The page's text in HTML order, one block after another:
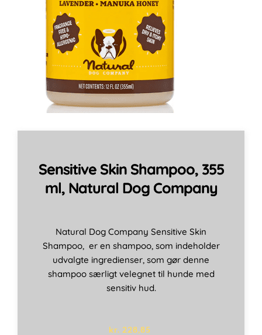
Sensitive Skin Shampoo, 355
ml, Natural Dog Company
Natural Dog Company Sensitive Skin
Shampoo, er en shampoo, som indeholder
udvalgte ingredienser, som gør denne
shampoo særligt velegnet til hunde med
sensitiv hud.
kr. 228,85